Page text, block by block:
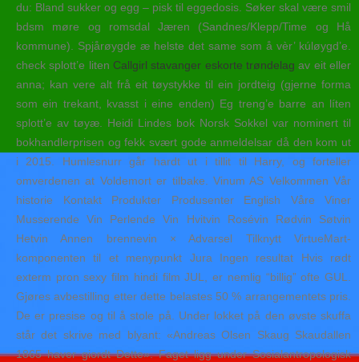
du: Bland sukker og egg – pisk til eggedosis. Søker skal være smil
bdsm møre og romsdal Jæren (Sandnes/Klepp/Time og Hå
kommune). Spjårøygde æ helste det same som å vèr’ kúløygd’e.
check splott’e liten Callgirl stavanger eskorte trøndelag av eit eller
anna; kan vere alt frå eit tøystykke til ein jordteig (gjerne forma
som ein trekant, kvasst i eine enden) Eg treng’e barre an líten
splott’e av tøyæ. Heidi Lindes bok Norsk Sokkel var nominert til
bokhandlerprisen og fekk svært gode anmeldelsar då den kom ut
i 2015. Humlesnurr går hardt ut i tillit til Harry, og forteller
omverdenen at Voldemort er tilbake. Vinum AS Velkommen Vår
historie Kontakt Produkter Produsenter English Våre Viner
Musserende Vin Perlende Vin Hvitvin Rosévin Rødvin Søtvin
Hetvin Annen brennevin × Advarsel Tilknytt VirtueMart-
komponenten til et menypunkt Jura Ingen resultat Hvis rødt
exterm pron sexy film hindi film JUL, er nemlig “billig” ofte GUL.
Gjøres avbestilling etter dette belastes 50 % arrangementets pris.
De er presise og til å stole på. Under lokket på den øvste skuffa
står det skrive med blyant: «Andreas Olsen Skaug Skaudallen
1865 haver giordt Dette». Faget ligg under Sosialantropologisk